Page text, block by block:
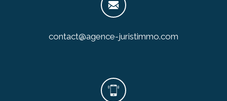
contact@agence-juristimmo.com